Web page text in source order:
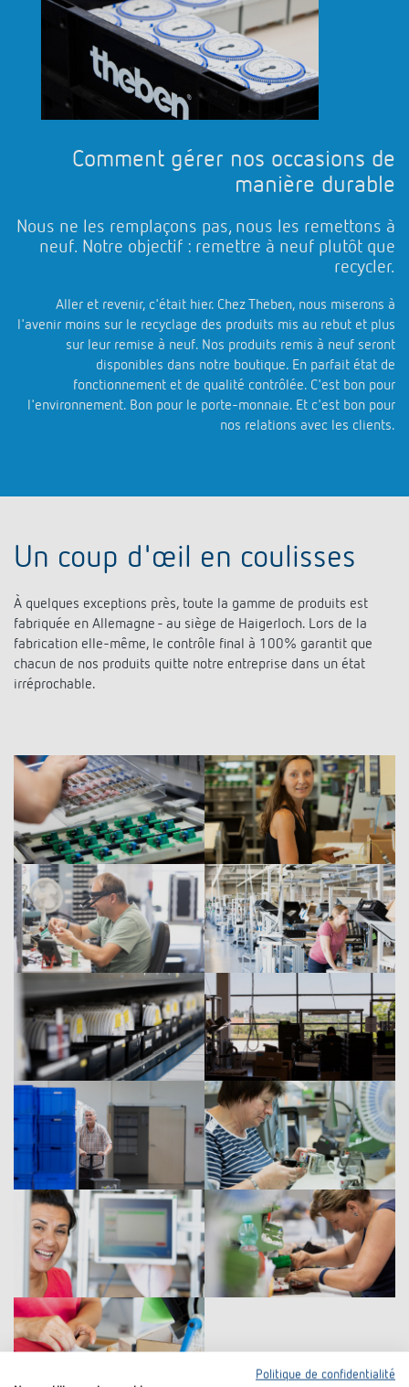
Comment gérer nos occasions de
manière durable
Nous ne les remplaçons pas, nous les remettons à
neuf. Notre objectif : remettre à neuf plutôt que
recycler.
Aller et revenir, c'était hier. Chez Theben, nous miserons à
l'avenir moins sur le recyclage des produits mis au rebut et plus
sur leur remise à neuf. Nos produits remis à neuf seront
disponibles dans notre boutique. En parfait état de
fonctionnement et de qualité contrôlée. C'est bon pour
l'environnement. Bon pour le porte-monnaie. Et c'est bon pour
nos relations avec les clients.
Un coup d'œil en coulisses
À quelques exceptions près, toute la gamme de produits est
fabriquée en Allemagne - au siège de Haigerloch. Lors de la
fabrication elle-même, le contrôle final à 100% garantit que
chacun de nos produits quitte notre entreprise dans un état
irréprochable.
Politique de confidentialité